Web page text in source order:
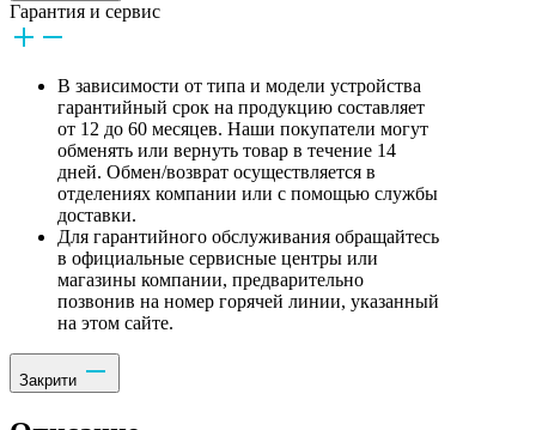
Гарантия и сервис
В зависимости от типа и модели устройства
гарантийный срок на продукцию составляет
от 12 до 60 месяцев. Наши покупатели могут
обменять или вернуть товар в течение 14
дней. Обмен/возврат осуществляется в
отделениях компании или с помощью службы
доставки.
Для гарантийного обслуживания обращайтесь
в официальные сервисные центры или
магазины компании, предварительно
позвонив на номер горячей линии, указанный
на этом сайте.
Закрити